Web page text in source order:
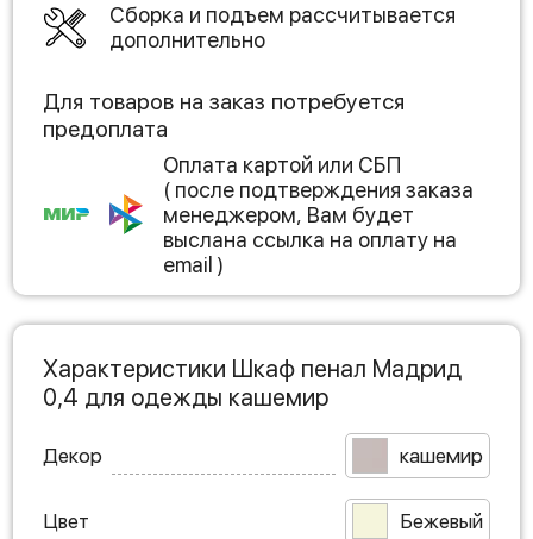
Сборка и подъем рассчитывается
дополнительно
Для товаров на заказ потребуется
предоплата
Оплата картой или СБП
( после подтверждения заказа
менеджером, Вам будет
выслана ссылка на оплату на
email )
Характеристики Шкаф пенал Мадрид
0,4 для одежды кашемир
Декор кашемир
Цвет Бежевый